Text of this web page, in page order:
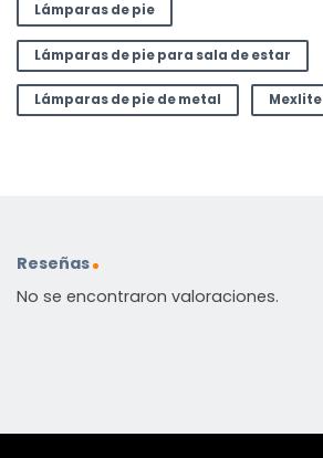
Lámparas de pie
Lámparas de pie para sala de estar
Lámparas de pie de metal Mexlite
Reseñas
No se encontraron valoraciones.